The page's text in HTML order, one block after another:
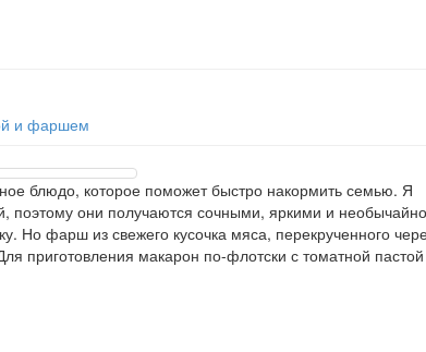
и фаршем
блюдо, которое поможет быстро накормить семью. Я
поэтому они получаются сочными, яркими и необычайно
Но фарш из свежего кусочка мяса, перекрученного
приготовления макарон по-флотски с томатной пастой